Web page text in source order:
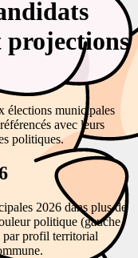
projections
élections municipales
avec leurs
politiques.
2026 dans plus de
politique (gauche,
par profil territorial